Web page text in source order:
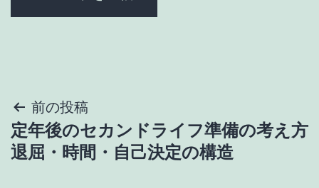
投
稿
前の投稿
定年後のセカンドライフ準備の考え方
退屈・時間・自己決定の構造